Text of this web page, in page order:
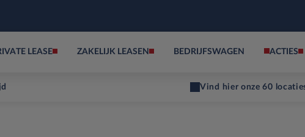
LEASE ZAKELIJK LEASEN BEDRIJFSWAGEN ACTIES
Vind hier onze 60